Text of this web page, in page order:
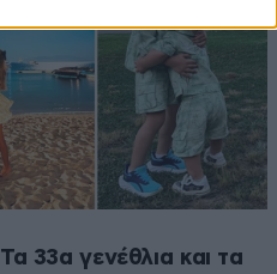
33α γενέθλια και τα